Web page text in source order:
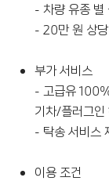
- 차량 유종 별
- 20만 원 상
부가 서비스
- 고급유
기차/플러그
- 탁송 서비스
이용 조건